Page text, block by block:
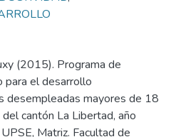
(2015). Programa de
para el desarrollo
desempleadas mayores de 18
cantón La Libertad, año
Matriz. Facultad de